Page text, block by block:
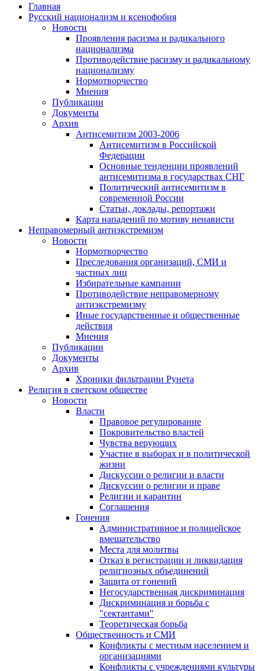
Главная
Русский национализм и ксенофобия
Новости
Проявления расизма и радикального
национализма
Противодействие расизму и радикальному
национализму
Нормотворчество
Мнения
Публикации
Документы
Архив
Антисемитизм 2003-2006
Антисемитизм в Российской
Федерации
Основные тенденции проявлений
антисемитизма в государствах СНГ
Политический антисемитизм в
современной России
Статьи, доклады, репортажи
Карта нападений по мотиву ненависти
Неправомерный антиэкстремизм
Новости
Нормотворчество
Преследования организаций, СМИ и
частных лиц
Избирательные кампании
Противодействие неправомерному
антиэкстремизму
Иные государственные и общественные
действия
Мнения
Публикации
Документы
Архив
Хроники фильтрации Рунета
Религия в светском обществе
Новости
Власти
Правовое регулирование
Покровительство властей
Чувства верующих
Участие в выборах и в политической
жизни
Дискуссии о религии и власти
Дискуссии о религии и праве
Религии и карантин
Соглашения
Гонения
Административное и полицейское
вмешательство
Места для молитвы
Отказ в регистрации и ликвидация
религиозных объединений
Защита от гонений
Негосударственная дискриминация
Дискриминация и борьба с
"сектантами"
Теоретическая борьба
Общественность и СМИ
Конфликты с местным населением и
организациями
Конфликты с учреждениями культуры